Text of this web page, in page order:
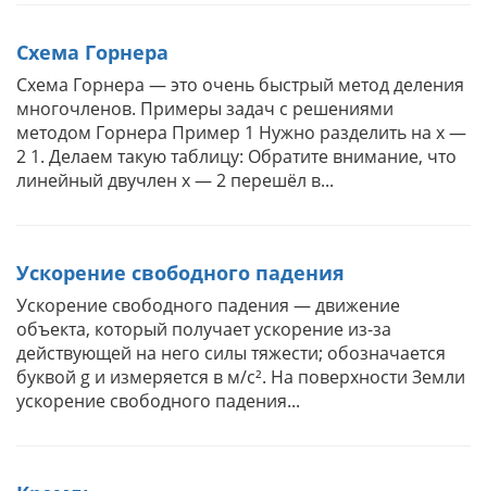
Схема Горнера
Схема Горнера — это очень быстрый метод деления
многочленов. Примеры задач с решениями
методом Горнера Пример 1 Нужно разделить на x —
2 1. Делаем такую таблицу: Обратите внимание, что
линейный двучлен x — 2 перешёл в...
Ускорение свободного падения
Ускорение свободного падения — движение
объекта, который получает ускорение из-за
действующей на него силы тяжести; обозначается
буквой g и измеряется в м/с². На поверхности Земли
ускорение свободного падения...